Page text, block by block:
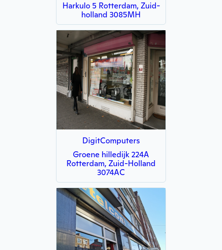
Harkulo 5 Rotterdam, Zuid-
holland 3085MH
DigitComputers
Groene hilledijk 224A
Rotterdam, Zuid-Holland
3074AC